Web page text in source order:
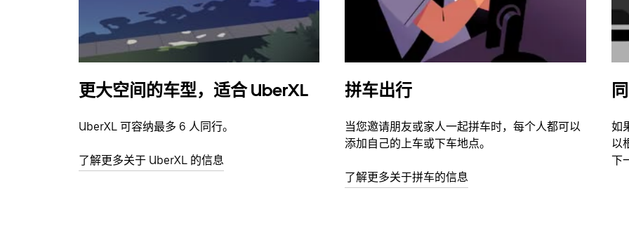
更大空间的车型，适合 UberXL
UberXL 可容纳最多 6 人同行。
了解更多关于 UberXL 的信息
拼车出行
当您邀请朋友或家人一起拼车时，每个人都可以
添加自己的上车或下车地点。
了解更多关于拼车的信息
如
以
下